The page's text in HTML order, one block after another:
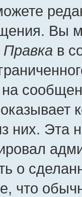
Вы
Правка в
на
них. Эта
о
что